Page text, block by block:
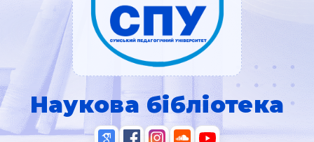
Наукова бібліотека